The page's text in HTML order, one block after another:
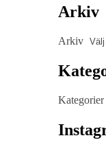
Arkiv
Arkiv
Kategorier